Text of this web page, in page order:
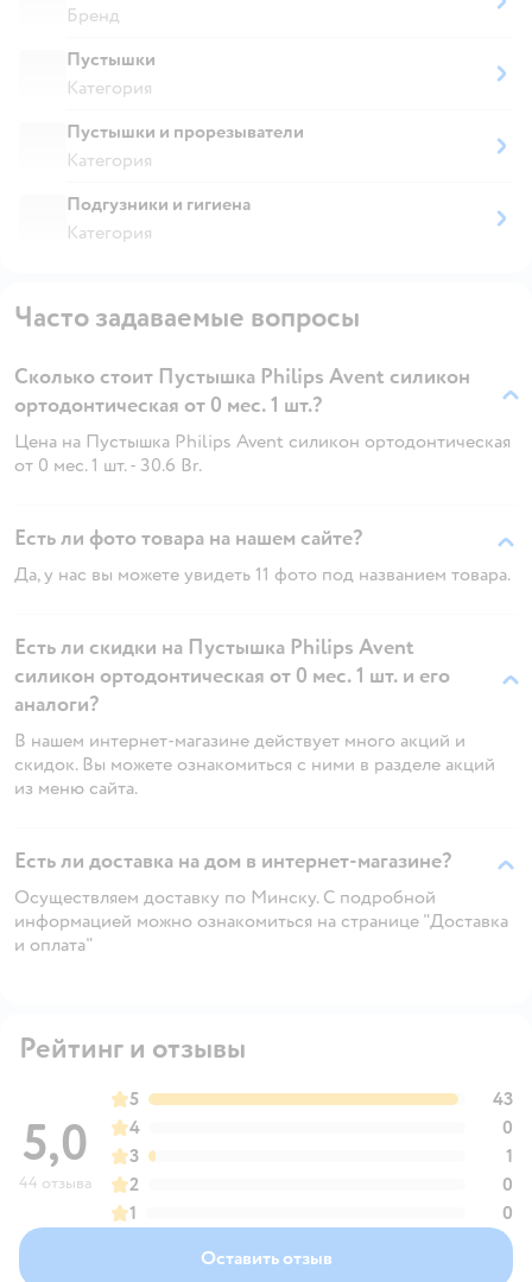
Бренд
Пустышки
Категория
Пустышки и прорезыватели
Категория
Подгузники и гигиена
Категория
Часто задаваемые вопросы
Сколько стоит Пустышка Philips Avent силикон
ортодонтическая от 0 мес. 1 шт.?
Цена на Пустышка Philips Avent силикон ортодонтическая
от 0 мес. 1 шт. - 30.6 Br.
Есть ли фото товара на нашем сайте?
Да, у нас вы можете увидеть 11 фото под названием товара.
Есть ли скидки на Пустышка Philips Avent
силикон ортодонтическая от 0 мес. 1 шт. и его
аналоги?
В нашем интернет-магазине действует много акций и
скидок. Вы можете ознакомиться с ними в разделе акций
из меню сайта.
Есть ли доставка на дом в интернет-магазине?
Осуществляем доставку по Минску. С подробной
информацией можно ознакомиться на странице "Доставка
и оплата"
Рейтинг и отзывы
5,0
44 отзыва
5
43
4
0
3
1
2
0
1
0
Оставить отзыв